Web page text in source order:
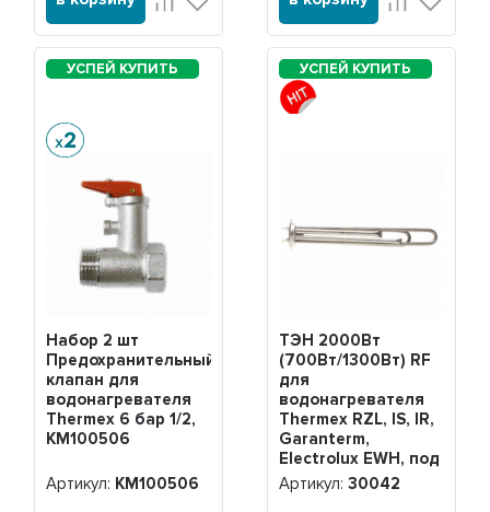
Набор 2 шт
Предохранительный
клапан для
водонагревателя
Thermex 6 бар 1/2,
KM100506
Артикул: KM100506
ТЭН 2000Вт
(700Вт/1300Вт) RF
для
водонагревателя
Thermex RZL, IS, IR,
Garanterm,
Electrolux EWH, под
анод М4, нерж,
30042
Артикул: 30042